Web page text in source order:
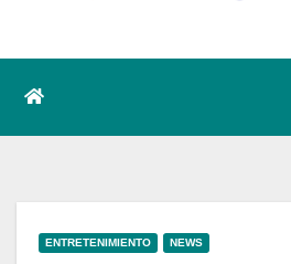
ENTRETENIMIENTO NEWS